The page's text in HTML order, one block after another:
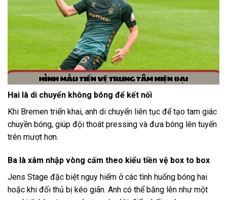
Hai là di chuyển không bóng để kết nối
Khi Bremen triển khai, anh di chuyển liên tục để tạo tam giác
chuyền bóng, giúp đội thoát pressing và đưa bóng lên tuyến
trên mượt hơn.
Ba là xâm nhập vòng cấm theo kiểu tiền vệ box to box
Jens Stage đặc biệt nguy hiểm ở các tình huống bóng hai
hoặc khi đối thủ bị kéo giãn. Anh có thể băng lên như một